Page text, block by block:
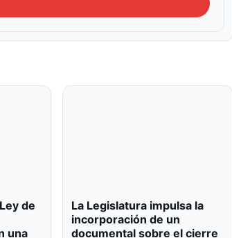
de
una
La Legislatura impulsa la
incorporación de un
documental sobre el cierre